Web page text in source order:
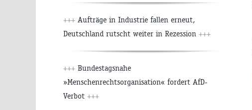
+++ Aufträge in Industrie fallen erneut,
Deutschland rutscht weiter in Rezession +++
+++ Bundestagsnahe
»Menschenrechtsorganisation« fordert AfD-
Verbot +++